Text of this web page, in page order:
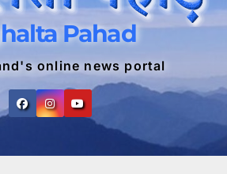
Pahad
online news portal